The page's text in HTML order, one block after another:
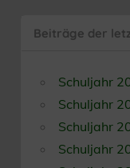
Beiträge der
Schuljahr
Schuljahr
Schuljahr
Schuljahr